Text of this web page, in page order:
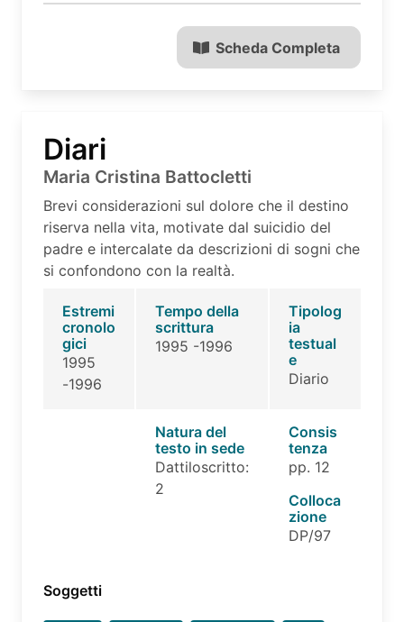
Scheda Completa
Diari
Maria Cristina Battocletti
Brevi considerazioni sul dolore che il destino
riserva nella vita, motivate dal suicidio del
padre e intercalate da descrizioni di sogni che
si confondono con la realtà.
Estremi
cronolo
gici
1995
-1996
Tempo della
scrittura
1995 -1996
Tipolog
ia
testual
e
Diario
Natura del
testo in sede
Dattiloscritto:
2
Consis
tenza
pp. 12
Colloca
zione
DP/97
Soggetti